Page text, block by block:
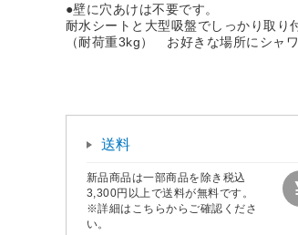
●壁に穴あけは不要です。
耐水シートと大型吸盤でしっかり取り
（耐荷重3kg） お好きな場所にシャ
送料
新品商品は一部商品を除き税込
3,300円以上で送料が無料です。
※詳細はこちらからご確認くださ
い。